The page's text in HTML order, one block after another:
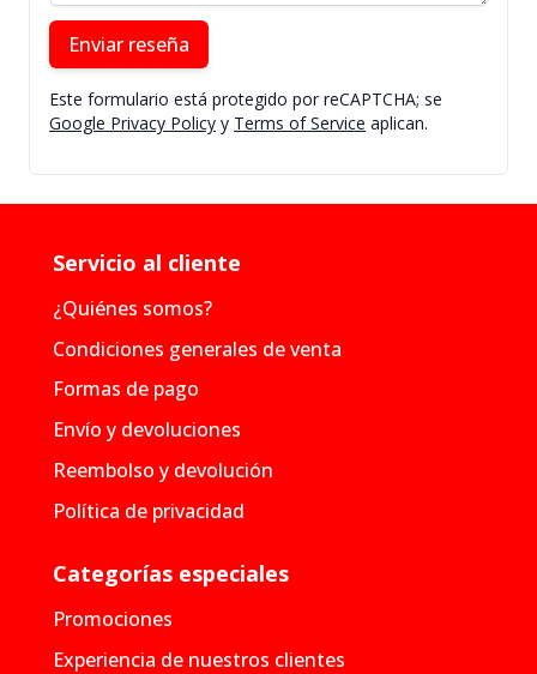
Enviar reseña
Este formulario está protegido por reCAPTCHA; se
Google Privacy Policy y Terms of Service aplican.
Servicio al cliente
¿Quiénes somos?
Condiciones generales de venta
Formas de pago
Envío y devoluciones
Reembolso y devolución
Política de privacidad
Categorías especiales
Promociones
Experiencia de nuestros clientes